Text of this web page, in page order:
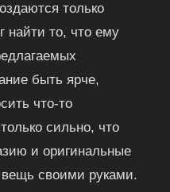
только
найти то, что ему
быть ярче,
что-то
сильно, что
и оригинальные
своими руками.